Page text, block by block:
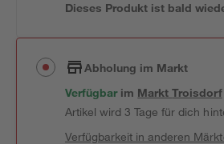
Dieses Produkt ist bald
Abholung im Markt
Verfügbar im MarktTroisdorf
Artikel wird 3 Tage für dich
Verfügbarkeit in anderen